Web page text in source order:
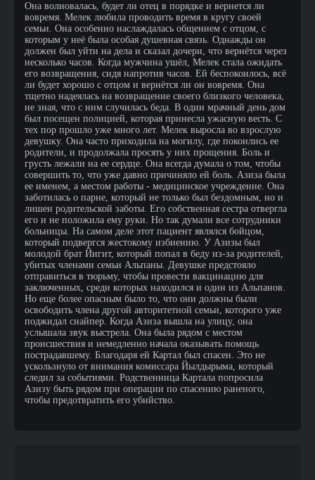
Она волновалась, будет ли отец в порядке и вернется ли
вовремя. Мелек любила проводить время в кругу своей
семьи. Она особенно наслаждалась общением с отцом, с
которым у неё была особая душевная связь. Однажды он
должен был уйти на дела и сказал дочери, что вернётся через
несколько часов. Когда мужчина ушёл, Мелек стала ожидать
его возвращения, сидя напротив часов. Ей беспокоилось, всё
ли будет хорошо с отцом и вернётся ли он вовремя. Она
тщетно надеялась на возвращение своего близкого человека,
не зная, что с ним случилась беда. В один мрачный день дом
был посещен полицией, которая принесла ужасную весть. С
тех пор прошло уже много лет. Мелек выросла во взрослую
девушку. Она часто приходила на могилу, где покоились ее
родители, и продолжала просять у них прощения. Боль и
грусть лежали на ее сердце. Она всегда думала о том, чтобы
совершить то, что уже давно причиняло ей боль. Азиза была
ее именем, а местом работы - медицинское учреждение. Она
заботилась о парне, который не только был бездомным, но и
лишен родительской заботы. Его собственная сестра отвергла
его и не положила ему руки. Но так думали все сотрудники
больницы. На самом деле этот пациент являлся бойцом,
который подвергся жестокому избиению. У Азизы был
молодой брат Йигит, который попал в беду из-за родителей,
убитых членами семьи Альпаны. Девушке предстояло
отправиться в тюрьму, чтобы провести вакцинацию для
заключенных, среди которых находился и один из Альпанов.
Но еще более опасным было то, что они должны были
освободить члена другой авторитетной семьи, которого уже
поджидал снайпер. Когда Азиза вышла на улицу, она
услышала звук выстрела. Она была рядом с местом
происшествия и немедленно начала оказывать помощь
пострадавшему. Благодаря ей Картал был спасен. Это не
ускользнуло от внимания комиссара Йылдырыма, который
следил за событиями. Родственница Картала попросила
Азизу быть рядом при операции по спасению раненого,
чтобы предотвратить его убийство.